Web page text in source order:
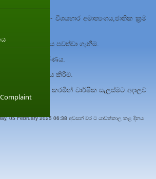
කිරීම. උදා - විශයභාර අමාත්‍යංශය,ජාතික ක්‍රම
වශයෙන්)
සම්බන්ධීකරණය පවත්වා ගැනීම.
සම්බන්ධීකරණය.
සම්බන්ධීකරණය කිරීම.
සම්බන්ධීකරණය කරමින් වාර්ෂික සැලස්මට අදාලව
05 February 2025 06:38 අවසන් වර ට යාවත්කාල කළ දිනය